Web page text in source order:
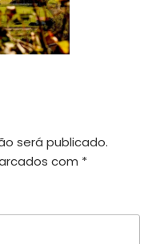
será publicado.
com *